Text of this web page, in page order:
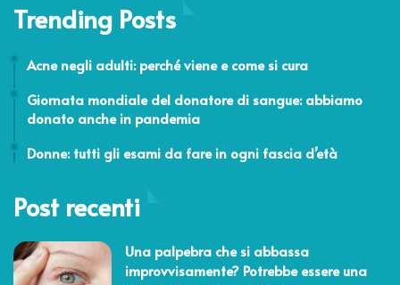
Trending Posts
Acne negli adulti: perché viene e come si cura
Giornata mondiale del donatore di sangue: abbiamo
donato anche in pandemia
Donne: tutti gli esami da fare in ogni fascia d’età
Post recenti
Una palpebra che si abbassa
improvvisamente? Potrebbe essere una